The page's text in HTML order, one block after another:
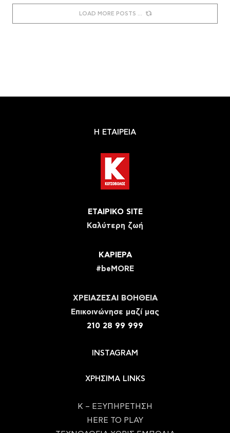
LOAD MORE POSTS
Η ΕΤΑΙΡΕΙΑ
ΕΤΑΙΡΙΚΟ SITE
Καλύτερη ζωή
ΚΑΡΙΕΡΑ
#beMORE
ΧΡΕΙΑΖΕΣΑΙ ΒΟΗΘΕΙΑ
Eπικοινώνησε μαζί μας
210 28 99 999
INSTAGRAM
ΧΡΗΣΙΜΑ LINKS
Κ – ΕΞΥΠΗΡΕΤΗΣΗ
HERE TO PLAY